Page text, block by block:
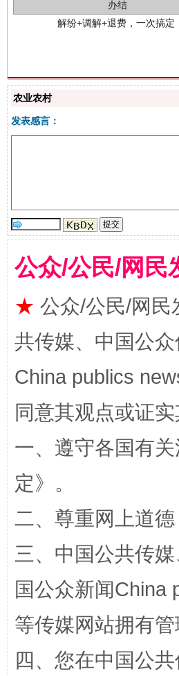
漫山遍野的桃花与雪山、麦地、
网上购药对药下症？
农业农村
发表感言：
公众/公民/网民
★ 公众/公民/网民
共传媒、中国公
China publics
同意其观点或证
一、遵守各国有
定》。
二、尊重网上道
三、中国公共传
国公众新闻China
等传媒网站拥有
四、您在中国公